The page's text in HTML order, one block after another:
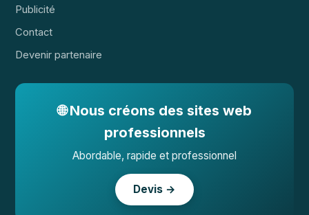
Publicité
Contact
Devenir partenaire
🌐 Nous créons des sites web
professionnels
Abordable, rapide et professionnel
Devis →